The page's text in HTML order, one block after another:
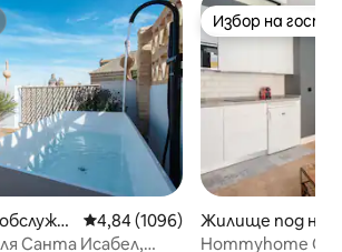
Средна оценка: 4,84 от 5,
4,84 (1096)
Санта Исабел,
Избор на
Избор на
Жилище под
e
Hommyhome